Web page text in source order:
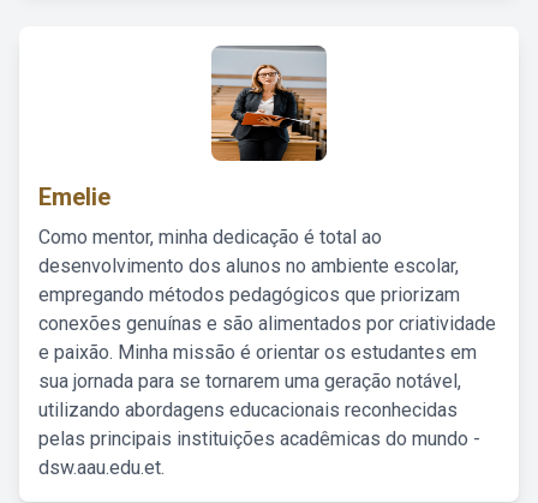
Emelie
Como mentor, minha dedicação é total ao
desenvolvimento dos alunos no ambiente escolar,
empregando métodos pedagógicos que priorizam
conexões genuínas e são alimentados por criatividade
e paixão. Minha missão é orientar os estudantes em
sua jornada para se tornarem uma geração notável,
utilizando abordagens educacionais reconhecidas
pelas principais instituições acadêmicas do mundo -
dsw.aau.edu.et.